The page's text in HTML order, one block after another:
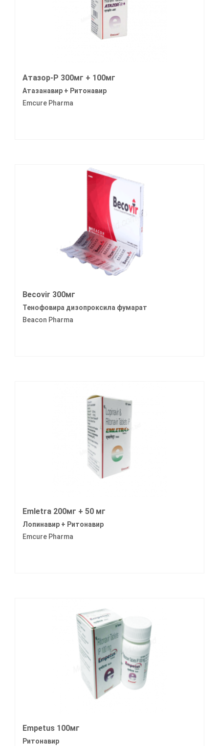
Атазор-Р 300мг + 100мг
Атазанавир + Ритонавир
Emcure Pharma
Becovir 300мг
Тенофовира дизопроксила фумарат
Beacon Pharma
Emletra 200мг + 50 мг
Лопинавир + Ритонавир
Emcure Pharma
Empetus 100мг
Ритонавир